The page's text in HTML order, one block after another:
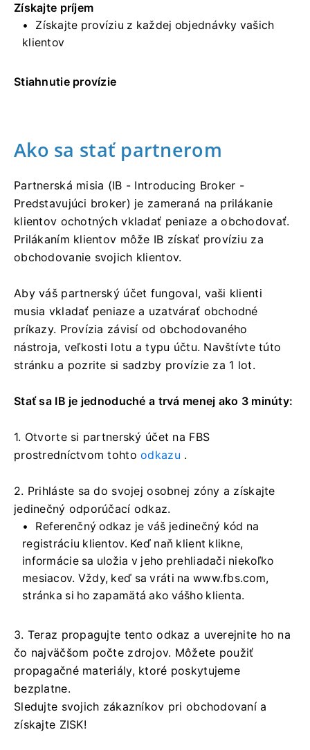
Získajte príjem
Získajte províziu z každej objednávky vašich
klientov
Stiahnutie provízie
Ako sa stať partnerom
Partnerská misia (IB - Introducing Broker -
Predstavujúci broker) je zameraná na prilákanie
klientov ochotných vkladať peniaze a obchodovať.
Prilákaním klientov môže IB získať províziu za
obchodovanie svojich klientov.
Aby váš partnerský účet fungoval, vaši klienti
musia vkladať peniaze a uzatvárať obchodné
príkazy. Provízia závisí od obchodovaného
nástroja, veľkosti lotu a typu účtu. Navštívte túto
stránku a pozrite si sadzby provízie za 1 lot.
Stať sa IB je jednoduché a trvá menej ako 3 minúty:
1. Otvorte si partnerský účet na FBS
prostredníctvom tohtoodkazu .
2. Prihláste sa do svojej osobnej zóny a získajte
jedinečný odporúčací odkaz.
Referenčný odkaz je váš jedinečný kód na
registráciu klientov. Keď naň klient klikne,
informácie sa uložia v jeho prehliadači niekoľko
mesiacov. Vždy, keď sa vráti na www.fbs.com,
stránka si ho zapamätá ako vášho klienta.
3. Teraz propagujte tento odkaz a uverejnite ho na
čo najväčšom počte zdrojov. Môžete použiť
propagačné materiály, ktoré poskytujeme
bezplatne.
Sledujte svojich zákazníkov pri obchodovaní a
získajte ZISK!